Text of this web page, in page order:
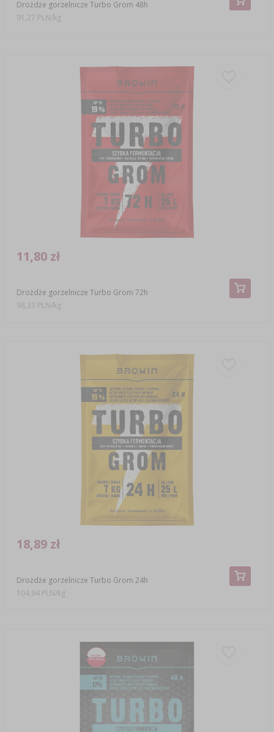
Drożdże gorzelnicze Turbo Grom 48h
91,27 PLN/kg
Drożdże gorzelnicze Turbo Grom 72h
11,80 zł
98,33 PLN/kg
Drożdże gorzelnicze Turbo Grom 24h
18,89 zł
104,94 PLN/kg